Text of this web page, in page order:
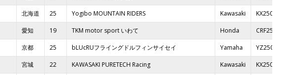
北海道 25 Yogibo MOUNTAIN RIDERS Kawasaki KX250
愛知 19 TKM motor sport いわて Honda CRF250R
京都 25 bLUcRUフライングドルフィンサイセイ Yamaha YZ250F
宮城 22 KAWASAKI PURETECH Racing Kawasaki KX250